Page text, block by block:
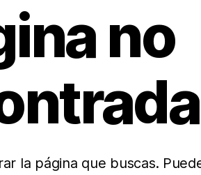
no
la página que buscas.